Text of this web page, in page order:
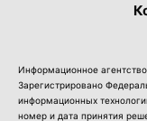
Информационное
Зарегистрировано
информационных
номер и дата принятия